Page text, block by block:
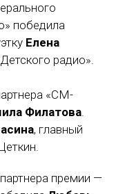
победила
Елена
радио».
«СМ-
Филатова.
, главный
премии —